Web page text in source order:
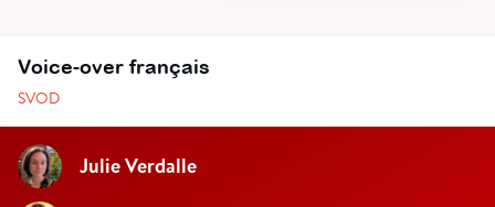
Voice-over français
SVOD
Julie Verdalle